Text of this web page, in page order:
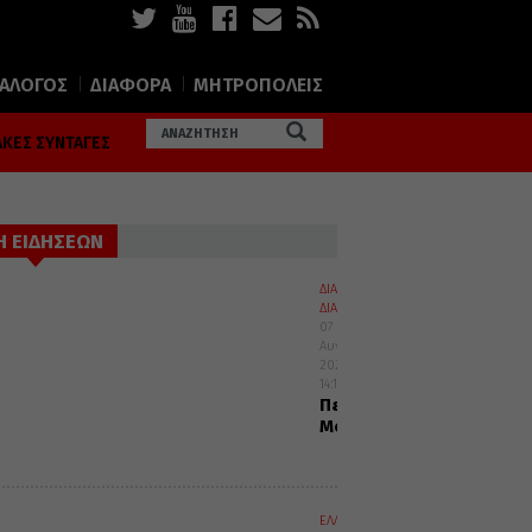
ΔΙΑΦΟΡΑ ΜΗΤΡΟΠΟΛΕΙΣ
ΣΥΝΤΑΓΕΣ
ΕΙΔΗΣΕΩΝ
ΔΙΑΛΟΓΟΣ
ΔΙΑΦΟΡΑ
07
Αυγούστου
2026
14:10
Περί
Μοναχισμού
ΕΛΛΑΔΑ